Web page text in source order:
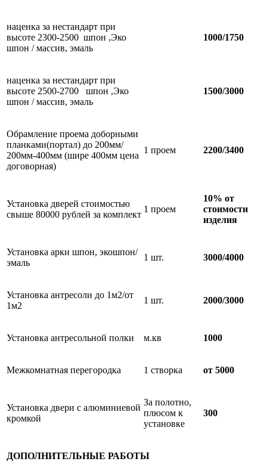
наценка за нестандарт при
высоте 2300-2500 шпон ,Эко
шпон / массив, эмаль
1000/1750
наценка за нестандарт при
высоте 2500-2700 шпон ,Эко
шпон / массив, эмаль
1500/3000
Обрамление проема доборными
планками(портал) до 200мм/
200мм-400мм (шире 400мм цена
договорная)
1 проем 2200/3400
Установка дверей стоимостью
свыше 80000 рублей за комплект
1 проем
10% от
стоимости
изделия
Установка арки шпон, экошпон/
эмаль
1 шт. 3000/4000
Установка антресоли до 1м2/от
1м2
1 шт. 2000/3000
Установка антресольной полки м.кв 1000
Межкомнатная перегородка 1 створка от 5000
Установка двери с алюминиевой
кромкой
За полотно,
плюсом к
установке
300
ДОПОЛНИТЕЛЬНЫЕ РАБОТЫ